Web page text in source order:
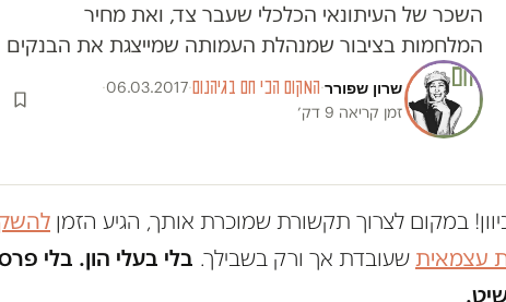
השכר של העיתונאי הכלכלי שעבר צד, ואת מחיר
המלחמות בציבור שמנהלת העמותה שמייצגת את הבנקים
שרון שפורר·המקום הכי חם בגיהנום·
06.03.2017
·
זמן קריאה 9 דק׳
במקום לצרוך תקשורת שמוכרת אותך, הגיע הזמן
עצמאית שעובדת אך ורק בשבילך. בלי בעלי הון. בלי